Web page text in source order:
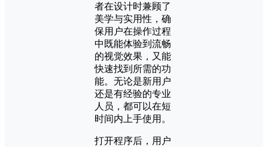
者在设计时兼顾了
美学与实用性，确
保用户在操作过程
中既能体验到流畅
的视觉效果，又能
快速找到所需的功
能。无论是新用户
还是有经验的专业
人员，都可以在短
时间内上手使用。
打开程序后，用户